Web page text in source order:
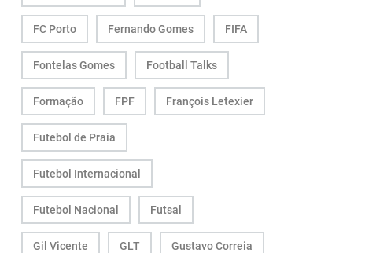
FC Porto Fernando Gomes FIFA
Fontelas Gomes Football Talks
Formação FPF François Letexier
Futebol de Praia
Futebol Internacional
Futebol Nacional Futsal
Gil Vicente GLT Gustavo Correia